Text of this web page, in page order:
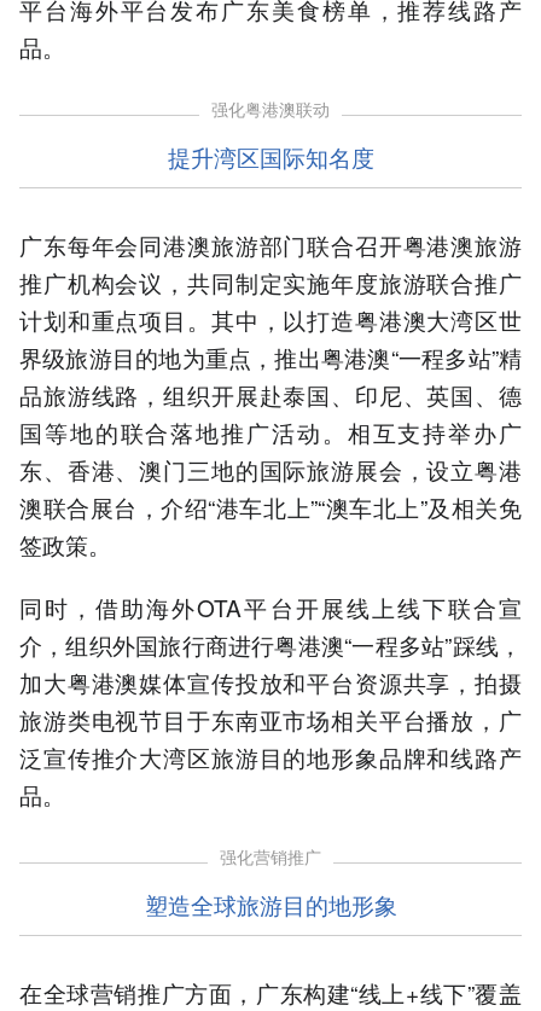
平台海外平台发布广东美食榜单，推荐线路产
品。
强化粤港澳联动
提升湾区国际知名度
广东每年会同港澳旅游部门联合召开粤港澳旅游
推广机构会议，共同制定实施年度旅游联合推广
计划和重点项目。其中，以打造粤港澳大湾区世
界级旅游目的地为重点，推出粤港澳“一程多站”精
品旅游线路，组织开展赴泰国、印尼、英国、德
国等地的联合落地推广活动。相互支持举办广
东、香港、澳门三地的国际旅游展会，设立粤港
澳联合展台，介绍“港车北上”“澳车北上”及相关免
签政策。
同时，借助海外OTA平台开展线上线下联合宣
介，组织外国旅行商进行粤港澳“一程多站”踩线，
加大粤港澳媒体宣传投放和平台资源共享，拍摄
旅游类电视节目于东南亚市场相关平台播放，广
泛宣传推介大湾区旅游目的地形象品牌和线路产
品。
强化营销推广
塑造全球旅游目的地形象
在全球营销推广方面，广东构建“线上+线下”覆盖